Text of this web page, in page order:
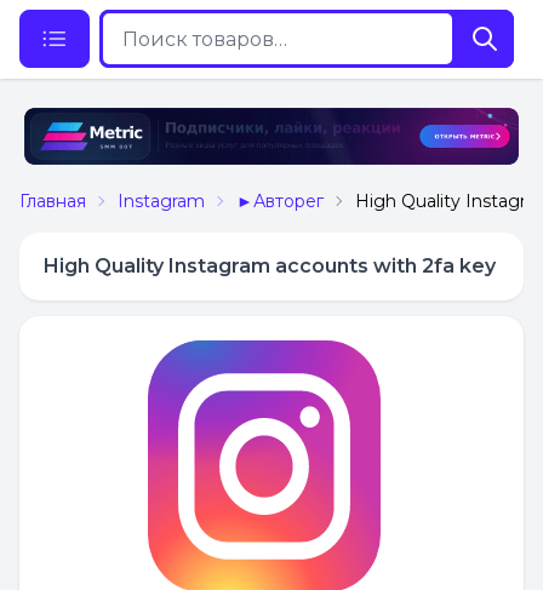
Главная Instagram ►Авторег High Quality
High Quality Instagram accounts with 2fa key